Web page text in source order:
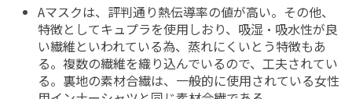
Aマスクは、評判通り熱伝導率の値が高い。その他、
特徴としてキュプラを使用しおり、吸湿・吸水性が良
い繊維といわれている為、蒸れにくいとう特徴もあ
る。複数の繊維を織り込んでいるので、工夫されてい
る。裏地の素材合繊は、一般的に使用されている女性